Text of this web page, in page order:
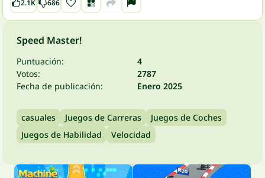
2.1K 686
Speed Master!
Puntuación:
4
Votos:
2787
Fecha de publicación:
Enero 2025
casuales Juegos de Carreras
Juegos de Coches
Juegos de Habilidad
Velocidad